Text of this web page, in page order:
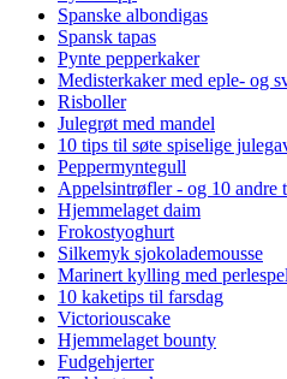
Spanske albondigas
Spansk tapas
Pynte pepperkaker
Medisterkaker med eple- og
Risboller
Julegrøt med mandel
10 tips til søte spiselige
Peppermyntegull
Appelsintrøfler - og 10 andre
Hjemmelaget daim
Frokostyoghurt
Silkemyk sjokolademousse
Marinert kylling med
10 kaketips til farsdag
Victoriouscake
Hjemmelaget bounty
Fudgehjerter